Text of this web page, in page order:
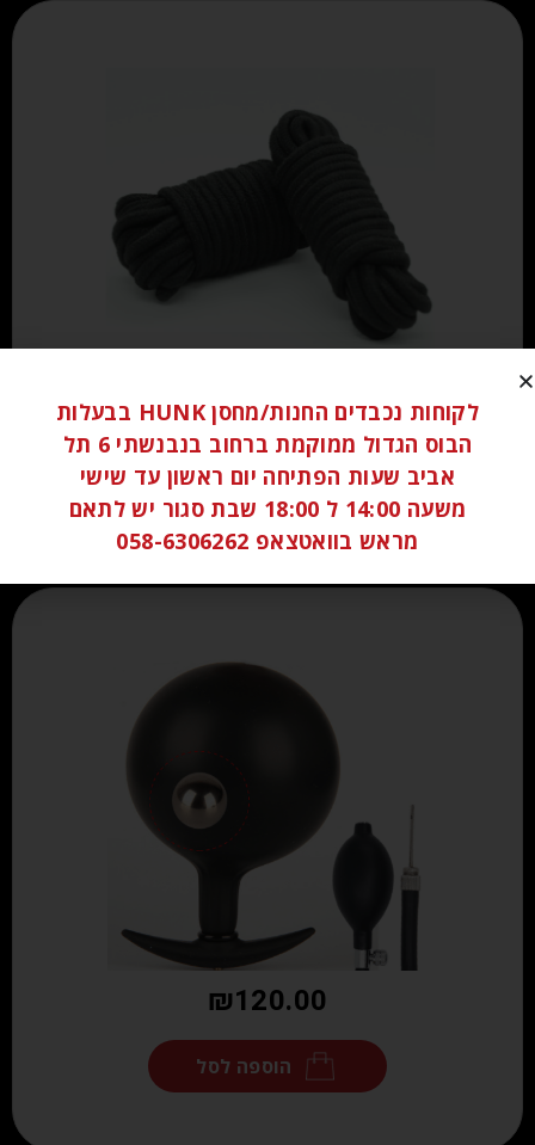
₪100.00
הוספה לסל
₪120.00
הוספה לסל
לקוחות נכבדים החנות/מחסן HUNK בבעלות
הבוס הגדול ממוקמת ברחוב בנבנשתי 6 תל
אביב שעות הפתיחה יום ראשון עד שישי
משעה 14:00 ל 18:00 שבת סגור יש לתאם
מראש בוואטצאפ 058-6306262